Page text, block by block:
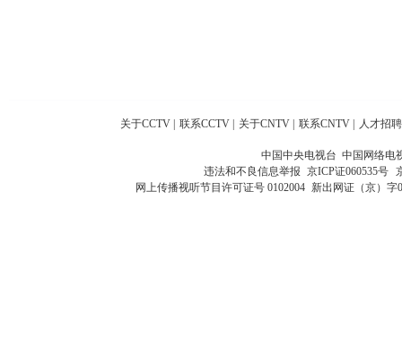
关于CCTV 联系CCTV 关于CNTV 联系CNTV 人才招聘
中国中央电视台 中国网络电
违法和不良信息举报 京ICP证060535号
网上传播视听节目许可证号 0102004 新出网证（京）